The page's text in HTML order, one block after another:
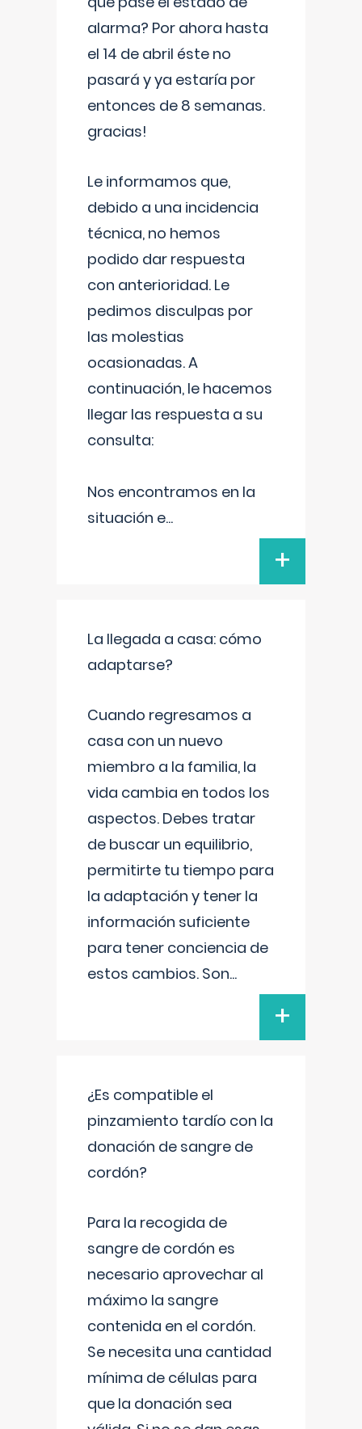
alarma? Por ahora hasta
el 14 de abril éste no
pasará y ya estaría por
entonces de 8 semanas.
gracias!
Le informamos que,
debido a una incidencia
técnica, no hemos
podido dar respuesta
con anterioridad. Le
pedimos disculpas por
las molestias
ocasionadas. A
continuación, le hacemos
llegar las respuesta a su
consulta:
Nos encontramos en la
situación e...
+
La llegada a casa: cómo
adaptarse?
Cuando regresamos a
casa con un nuevo
miembro a la familia, la
vida cambia en todos los
aspectos. Debes tratar
de buscar un equilibrio,
permitirte tu tiempo para
la adaptación y tener la
información suficiente
para tener conciencia de
estos cambios. Son...
+
¿Es compatible el
pinzamiento tardío con la
donación de sangre de
cordón?
Para la recogida de
sangre de cordón es
necesario aprovechar al
máximo la sangre
contenida en el cordón.
Se necesita una cantidad
mínima de células para
que la donación sea